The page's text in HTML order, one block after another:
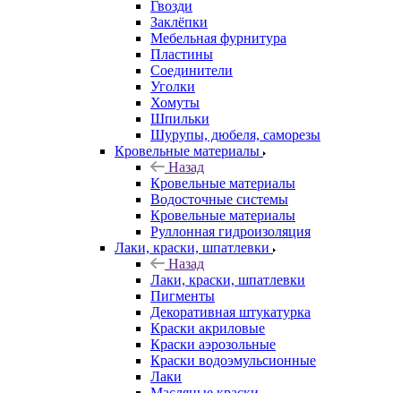
Гвозди
Заклёпки
Мебельная фурнитура
Пластины
Соединители
Уголки
Хомуты
Шпильки
Шурупы, дюбеля, саморезы
Кровельные материалы
Назад
Кровельные материалы
Водосточные системы
Кровельные материалы
Руллонная гидроизоляция
Лаки, краски, шпатлевки
Назад
Лаки, краски, шпатлевки
Пигменты
Декоративная штукатурка
Краски акриловые
Краски аэрозольные
Краски водоэмульсионные
Лаки